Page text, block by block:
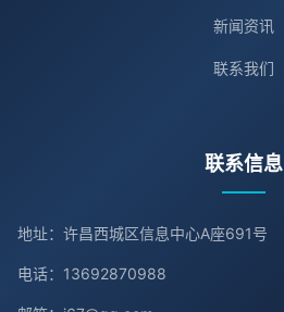
新闻资讯
联系我们
联系信息
地址：许昌西城区信息中心A座691号
电话：13692870988